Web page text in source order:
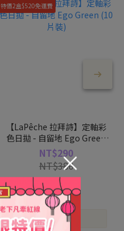
特價2盒$520免運費
【LaPêche 拉拜詩】定軸彩
色日拋 - 自留地 Ego Green
(10片裝)
NT$290
NT$380
×